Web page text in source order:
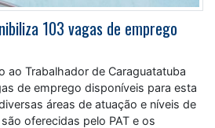
103 vagas de emprego
ao Trabalhador de Caraguatatuba
de emprego disponíveis para esta
áreas de atuação e níveis de
oferecidas pelo PAT e os